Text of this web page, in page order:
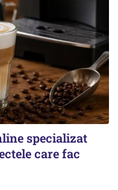
specializat
care fac